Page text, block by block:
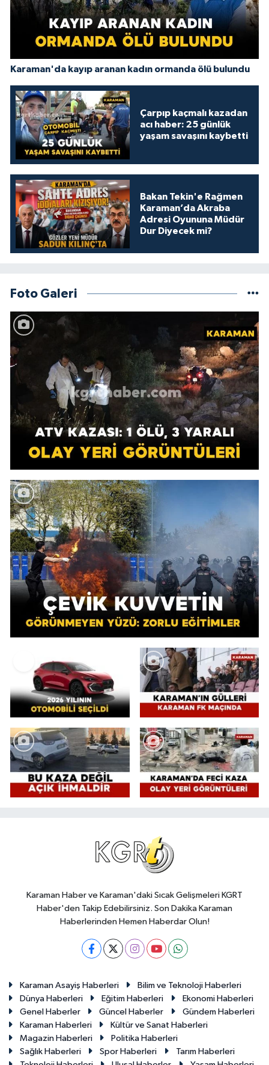
Karaman'da kayıp aranan kadın ormanda ölü bulundu
Çarpıp kaçmalı kazadan
acı haber: 25 günlük
yaşam savaşını kaybetti
Bakan Tekin'e Rağmen
Karaman’da Akraba
Adresi Oyununa Müdür
Dur Diyecek mi?
Foto Galeri
Karaman Haber ve Karaman'daki Sıcak Gelişmeleri KGRT
Haber'den Takip Edebilirsiniz. Son Dakika Karaman
Haberlerinden Hemen Haberdar Olun!
Karaman Asayiş Haberleri
Bilim ve Teknoloji Haberleri
Dünya Haberleri
Eğitim Haberleri
Ekonomi Haberleri
Genel Haberler
Güncel Haberler
Gündem Haberleri
Karaman Haberleri
Kültür ve Sanat Haberleri
Magazin Haberleri
Politika Haberleri
Sağlık Haberleri
Spor Haberleri
Tarım Haberleri